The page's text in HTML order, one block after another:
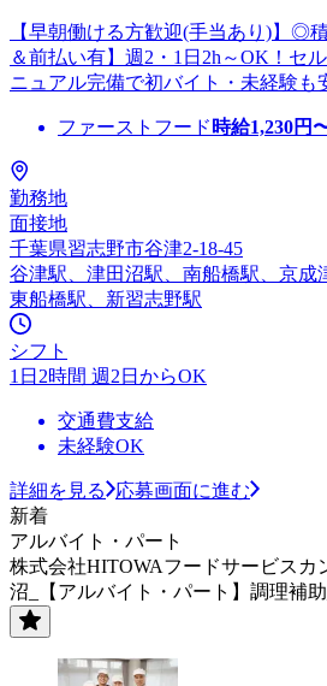
【早朝働ける方歓迎(手当あり)】◎
＆前払い有】週2・1日2h～OK！セ
ニュアル完備で初バイト・未経験も
ファーストフード 時給1,230円
勤務地
面接地
千葉県習志野市谷津2-18-45
谷津駅、津田沼駅、南船橋駅、京成
東船橋駅、新習志野駅
シフト
1日2時間 週2日からOK
交通費支給
未経験OK
詳細を見る
応募画面に進む
新着
アルバイト・パート
株式会社HITOWAフードサービスカ
沼_【アルバイト・パート】調理補助